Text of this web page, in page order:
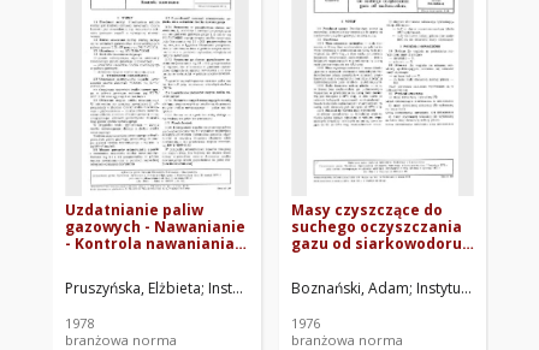
Uzdatnianie paliw
gazowych - Nawanianie
- Kontrola nawaniania
Pruszyńska, Elżbieta Instytut Górnictwa Naftowego i Gazownictwa.
1978
branżowa norma
Masy czyszczące do
suchego oczyszczania
gazu od siarkowodoru
Boznański, Adam Instytut
1976
branżowa norma